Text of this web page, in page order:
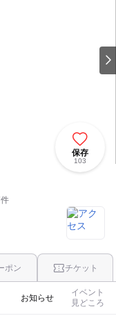
件
保存
103
ポン チケット
お知らせ
イベント
見どころ